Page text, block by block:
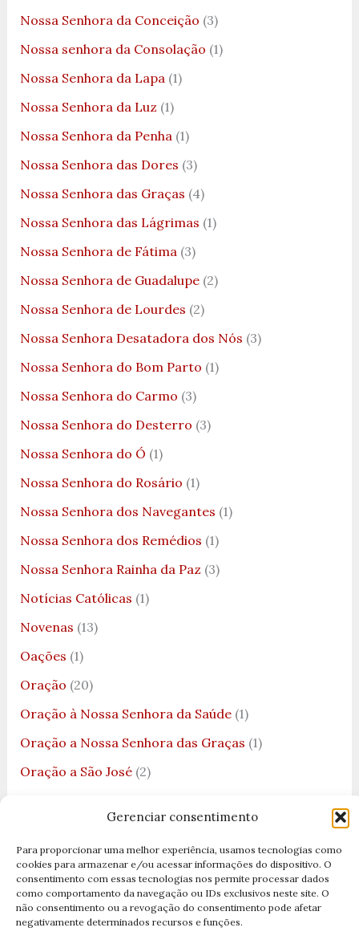
Gerenciar consentimento
Para proporcionar uma melhor experiência, usamos tecnologias como
cookies para armazenar e/ou acessar informações do dispositivo. O
consentimento com essas tecnologias nos permite processar dados
como comportamento da navegação ou IDs exclusivos neste site. O
não consentimento ou a revogação do consentimento pode afetar
negativamente determinados recursos e funções.
Nossa Senhora da Conceição (3)
Nossa senhora da Consolação (1)
Nossa Senhora da Lapa (1)
Nossa Senhora da Luz (1)
Nossa Senhora da Penha (1)
Nossa Senhora das Dores (3)
Nossa Senhora das Graças (4)
Nossa Senhora das Lágrimas (1)
Nossa Senhora de Fátima (3)
Nossa Senhora de Guadalupe(2)
Nossa Senhora de Lourdes (2)
Nossa Senhora Desatadora dos Nós (3)
Nossa Senhora do Bom Parto (1)
Nossa Senhora do Carmo (3)
Nossa Senhora do Desterro (3)
Nossa Senhora do Ó (1)
Nossa Senhora do Rosário (1)
Nossa Senhora dos Navegantes (1)
Nossa Senhora dos Remédios (1)
Nossa Senhora Rainha da Paz (3)
Notícias Católicas (1)
Novenas (13)
Oações (1)
Oração (20)
Oração à Nossa Senhora da Saúde(1)
Oração a Nossa Senhora das Graças (1)
Oração a São José(2)
Oração da Manhã(1)
Oração da Medalha de São Bento(1)
Oração da Noite(2)